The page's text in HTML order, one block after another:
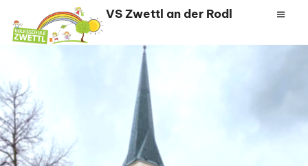
Inhalt
springen
VS Zwettl an der Rodl